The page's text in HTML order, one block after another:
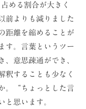
める割合が大きく
前よりも減りました
距離を縮めることが
す。言葉というツー
、意思疎通ができ、
釈することも少なく
。“ちょっとした言
思います。